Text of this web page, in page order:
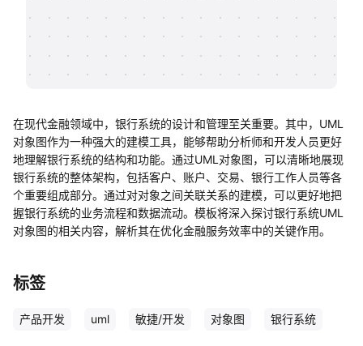
知识分享社区
在现代金融领域中，银行系统的设计和管理至关重要。其中，UML
对象图作为一种强大的建模工具，能够帮助分析师和开发人员更好
地理解银行系统的结构和功能。通过UML对象图，可以清晰地展现
银行系统的整体架构，包括客户、账户、交易、银行工作人员等各
个重要组成部分。通过对对象之间关联关系的建模，可以更好地把
握银行系统的业务流程和数据流动。模板将深入探讨银行系统UML
对象图的相关内容，解析其在优化金融服务效率中的关键作用。
标签
产品开发 uml 敏捷/开发 对象图 银行系统